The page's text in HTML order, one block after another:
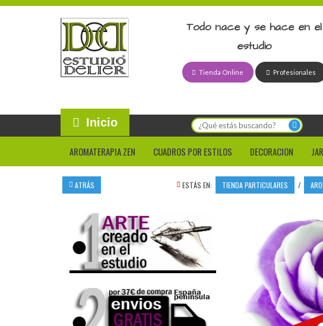
Todo nace y se hace en el
estudio
Tienda Online Profesionales
Inicio
AROMATERAPIA ZEN CUADROS POR ESTILOS DECORACION
ATRÁS ESTÁS EN: TIENDA PARTICULARES /